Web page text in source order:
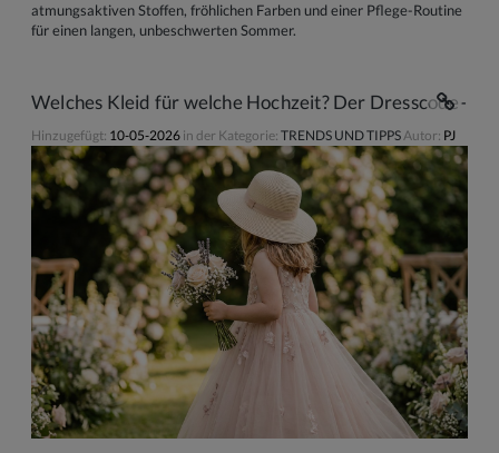
atmungsaktiven Stoffen, fröhlichen Farben und einer Pflege-Routine
für einen langen, unbeschwerten Sommer.
Welches Kleid für welche Hochzeit? Der Dresscode-
Hinzugefügt: 10-05-2026 in der Kategorie: TRENDS UND TIPPS Autor: PJ